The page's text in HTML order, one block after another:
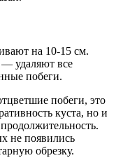
на 10-15 см.
— удаляют все
побеги.
побеги, это
куста, но и
не появились
обрезку.